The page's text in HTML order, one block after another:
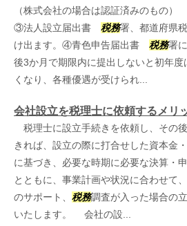
（株式会社の場合は認証済みのもの）
③法人設立届出書 税務署、都道府県
け出ます。④青色申告届出書 税務署
後3か月で期限内に提出しないと初年
くなり、各種優遇が受けられ...
会社設立を税理士に依頼するメリ
税理士に設立手続きを依頼し、その
きれば、設立の際に打合せした資本金
に基づき、必要な時期に必要な決算・
とともに、事業計画や状況に合わせて
のサポート、 税務調査が入った場合の
いたします。 会社の設...